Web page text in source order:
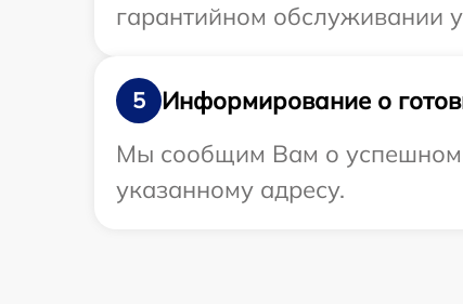
гарантийном обслуживании
5
Информирование о
Мы сообщим Вам о успешном
указанному адресу.